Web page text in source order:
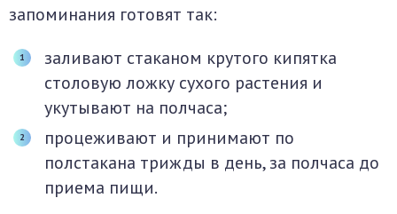
запоминания готовят так:
заливают стаканом крутого кипятка
столовую ложку сухого растения и
укутывают на полчаса;
процеживают и принимают по
полстакана трижды в день, за полчаса до
приема пищи.